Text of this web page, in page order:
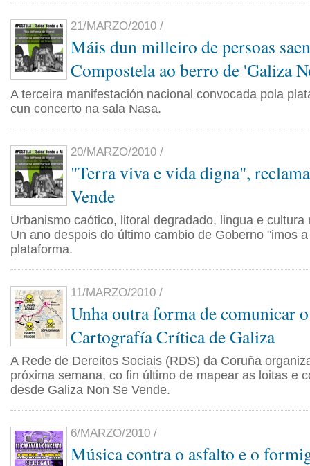
21/MARZO/2010 /
Máis dun milleiro de persoas
Compostela ao berro de 'Galiza
A terceira manifestación nacional convocada pola
cun concerto na sala Nasa.
20/MARZO/2010 /
"Terra viva e vida digna",
Vende
Urbanismo caótico, litoral degradado, lingua e cultura
Un ano despois do último cambio de Goberno "imos
plataforma.
11/MARZO/2010 /
Unha outra forma de comunicar
Cartografía Crítica de Galiza
A Rede de Dereitos Sociais (RDS) da Coruña
próxima semana, co fin último de mapear as loitas e
desde Galiza Non Se Vende.
6/MARZO/2010 /
Música contra o asfalto e o